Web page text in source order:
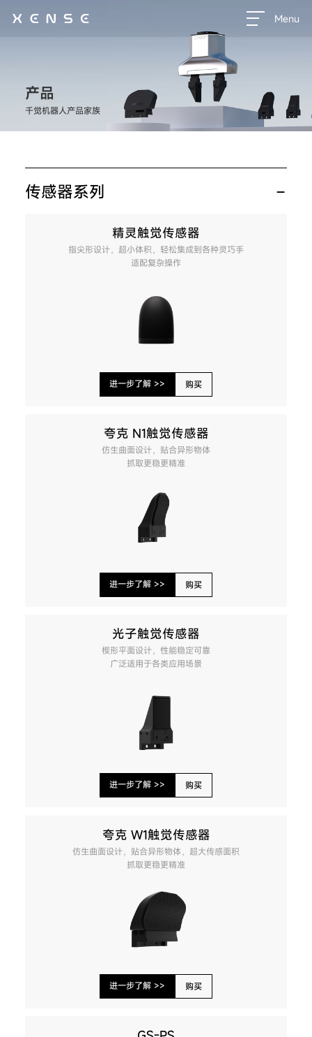
Menu
产品
千觉机器人产品家族
传感器系列
精灵触觉传感器
指尖形设计，超小体积，轻松集成到各种灵巧手
适配复杂操作
进一步了解 >> 购买
夸克 N1触觉传感器
仿生曲面设计，贴合异形物体
抓取更稳更精准
进一步了解 >> 购买
光子触觉传感器
楔形平面设计，性能稳定可靠
广泛适用于各类应用场景
进一步了解 >> 购买
夸克 W1触觉传感器
仿生曲面设计，贴合异形物体，超大传感面积
抓取更稳更精准
进一步了解 >> 购买